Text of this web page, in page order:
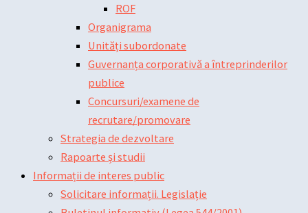
ROF
Organigrama
Unități subordonate
Guvernanța corporativă a întreprinderilor
publice
Concursuri/examene de
recrutare/promovare
Strategia de dezvoltare
Rapoarte și studii
Informații de interes public
Solicitare informații. Legislație